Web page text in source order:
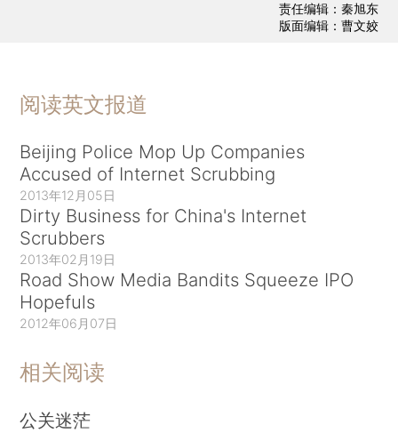
责任编辑：秦旭东
版面编辑：曹文姣
阅读英文报道
Beijing Police Mop Up Companies
Accused of Internet Scrubbing
2013年12月05日
Dirty Business for China's Internet
Scrubbers
2013年02月19日
Road Show Media Bandits Squeeze IPO
Hopefuls
2012年06月07日
相关阅读
公关迷茫